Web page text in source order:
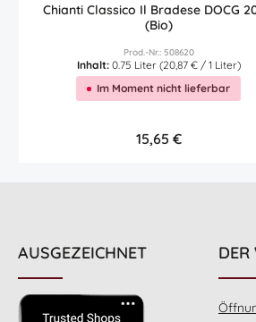
Chianti Classico Il Bradese DOCG
(Bio)
Prod.-Nr.: 508620
Inhalt: 0.75 Liter (20,87 € / 1 Liter)
Im Moment nicht lieferbar
Regulärer Preis:
15,65 €
AUSGEZEICHNET DER